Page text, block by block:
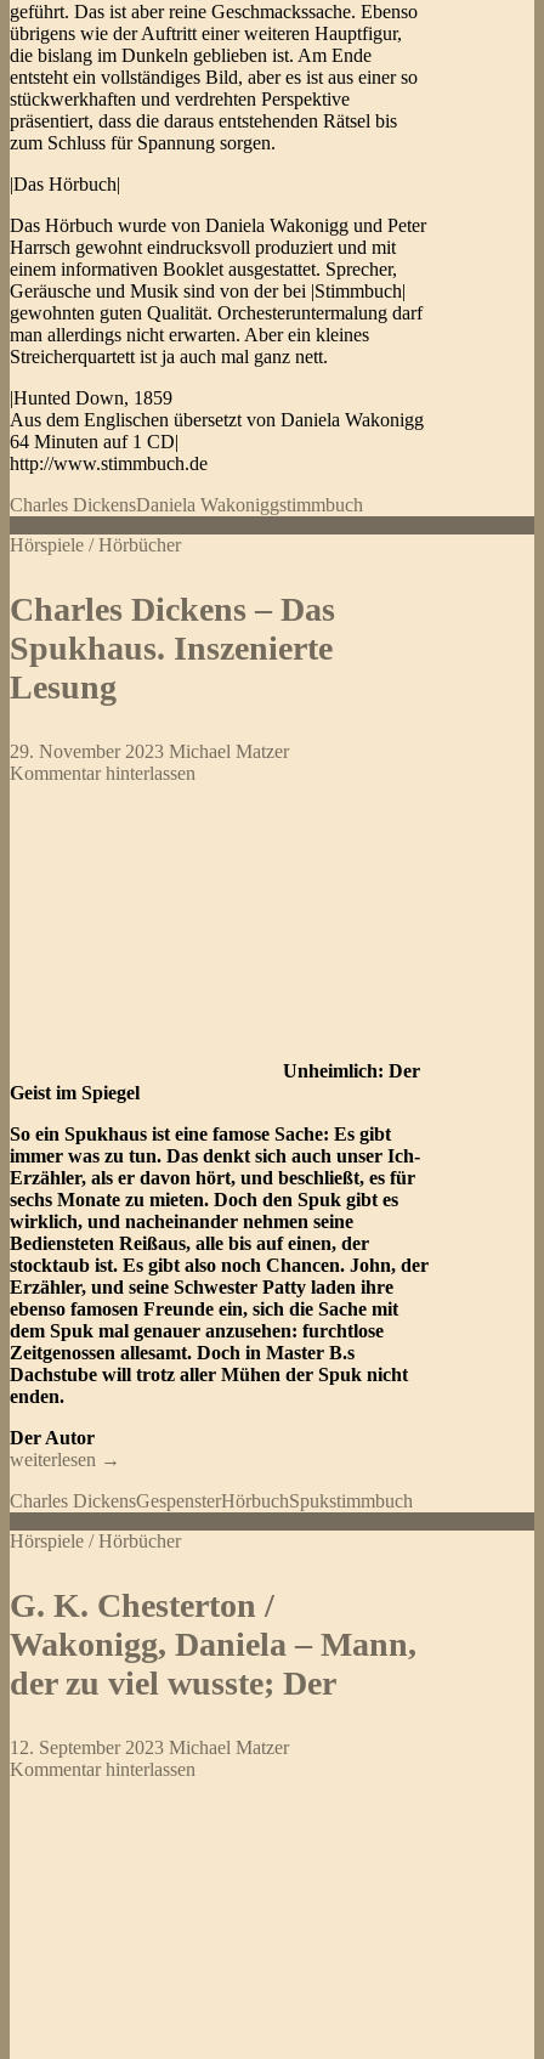
geführt. Das ist aber reine Geschmackssache. Ebenso
übrigens wie der Auftritt einer weiteren Hauptfigur,
die bislang im Dunkeln geblieben ist. Am Ende
entsteht ein vollständiges Bild, aber es ist aus einer so
stückwerkhaften und verdrehten Perspektive
präsentiert, dass die daraus entstehenden Rätsel bis
zum Schluss für Spannung sorgen.
|Das Hörbuch|
Das Hörbuch wurde von Daniela Wakonigg und Peter
Harrsch gewohnt eindrucksvoll produziert und mit
einem informativen Booklet ausgestattet. Sprecher,
Geräusche und Musik sind von der bei |Stimmbuch|
gewohnten guten Qualität. Orchesteruntermalung darf
man allerdings nicht erwarten. Aber ein kleines
Streicherquartett ist ja auch mal ganz nett.
|Hunted Down, 1859
Aus dem Englischen übersetzt von Daniela Wakonigg
64 Minuten auf 1 CD|
http://www.stimmbuch.de
Charles DickensDaniela Wakoniggstimmbuch
Hörspiele / Hörbücher
Charles Dickens – Das
Spukhaus. Inszenierte
Lesung
29. November 2023 Michael Matzer
Kommentar hinterlassen
Unheimlich: Der
Geist im Spiegel
So ein Spukhaus ist eine famose Sache: Es gibt
immer was zu tun. Das denkt sich auch unser Ich-
Erzähler, als er davon hört, und beschließt, es für
sechs Monate zu mieten. Doch den Spuk gibt es
wirklich, und nacheinander nehmen seine
Bediensteten Reißaus, alle bis auf einen, der
stocktaub ist. Es gibt also noch Chancen. John, der
Erzähler, und seine Schwester Patty laden ihre
ebenso famosen Freunde ein, sich die Sache mit
dem Spuk mal genauer anzusehen: furchtlose
Zeitgenossen allesamt. Doch in Master B.s
Dachstube will trotz aller Mühen der Spuk nicht
enden.
Der Autor
Charles
–
Spukhaus.
weiterlesen →
Charles DickensGespensterHörbuchSpukstimmbuch
Hörspiele / Hörbücher
G. K. Chesterton /
Wakonigg, Daniela – Mann,
der zu viel wusste; Der
12. September 2023 Michael Matzer
Kommentar hinterlassen